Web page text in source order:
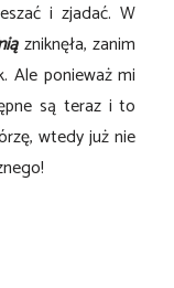
i zjadać. W
zniknęła, zanim
Ale ponieważ mi
są teraz i to
wtedy już nie